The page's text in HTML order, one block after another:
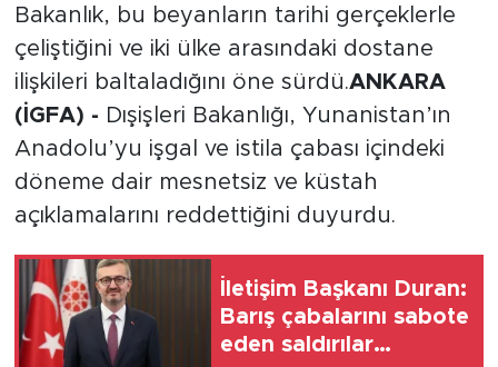
Bakanlık, bu beyanların tarihi gerçeklerle
çeliştiğini ve iki ülke arasındaki dostane
ilişkileri baltaladığını öne sürdü.ANKARA
(İGFA) - Dışişleri Bakanlığı, Yunanistan’ın
Anadolu’yu işgal ve istila çabası içindeki
döneme dair mesnetsiz ve küstah
açıklamalarını reddettiğini duyurdu.
İletişim Başkanı Duran:
Barış çabalarını sabote
eden saldırılar